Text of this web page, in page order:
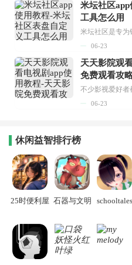
米坛社区
工具怎么用
06-23
天天影院观
免费观看攻
06-23
休闲益智排行榜
25时便利屋 石器与文明 schooltales